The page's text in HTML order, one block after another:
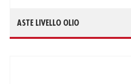
ASTE LIVELLO OLIO